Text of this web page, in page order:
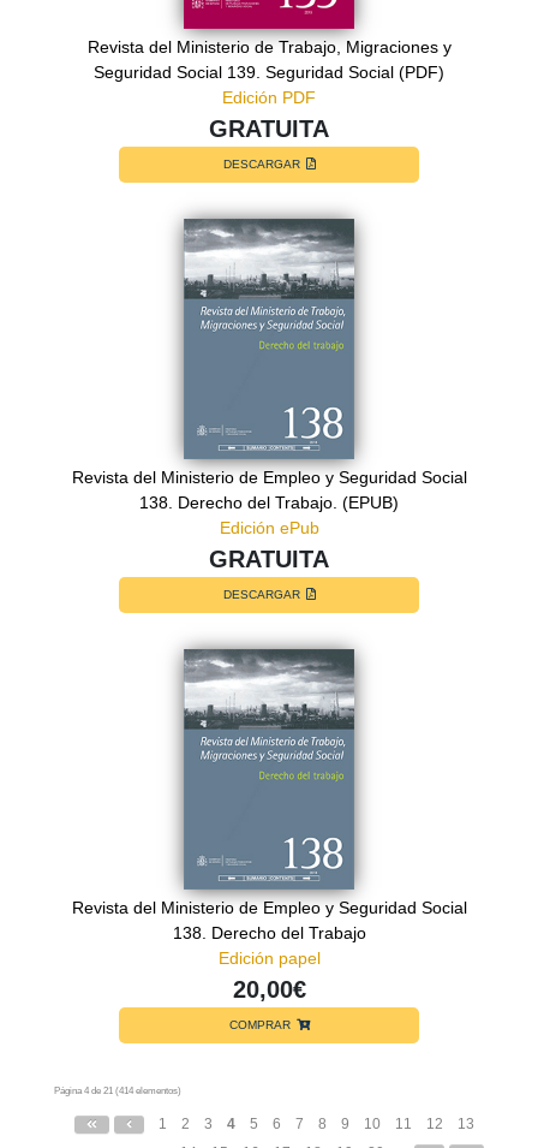
Revista del Ministerio de Trabajo, Migraciones y
Seguridad Social 139. Seguridad Social (PDF)
Edición PDF
GRATUITA
DESCARGAR
Revista del Ministerio de Empleo y Seguridad Social
138. Derecho del Trabajo. (EPUB)
Edición ePub
GRATUITA
DESCARGAR
Revista del Ministerio de Empleo y Seguridad Social
138. Derecho del Trabajo
Edición papel
20,00€
COMPRAR
Página 4 de 21 (414 elementos)
1 2 3 4 5 6 7 8 9 10 11 12
13